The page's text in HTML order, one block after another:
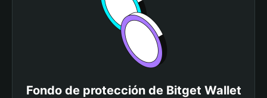
Fondo de protección de Bitget Wallet